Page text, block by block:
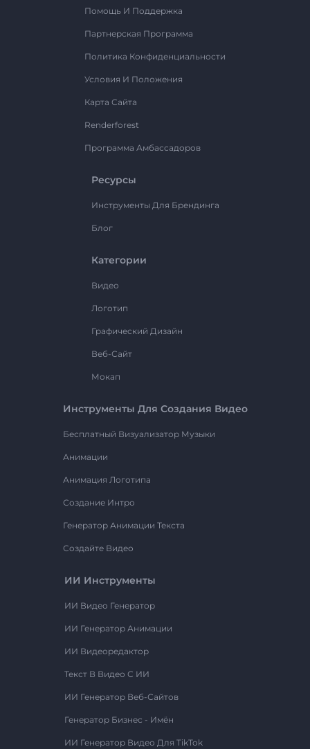
Помощь И Поддержка
Партнерская Программа
Политика Конфиденциальности
Условия И Положения
Карта Сайта
Renderforest
Программа Амбассадоров
Ресурсы
Инструменты Для Брендинга
Блог
Категории
Видео
Логотип
Графический Дизайн
Веб-Сайт
Мокап
Инструменты Для Создания Видео
Бесплатный Визуализатор Музыки
Анимации
Анимация Логотипа
Создание Интро
Генератор Анимации Текста
Создайте Видео
ИИ Инструменты
ИИ Видео Генератор
ИИ Генератор Анимации
ИИ Видеоредактор
Текст В Видео С ИИ
ИИ Генератор Веб-Сайтов
Генератор Бизнес - Имён
ИИ Генератор Видео Для TikTok